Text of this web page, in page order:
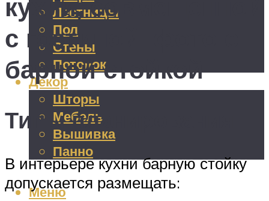
Лестницы
Пол
Стены
Потолок
Декор
Шторы
Мебель
Вышивка
Панно
Меню
кухни, совмещенной
с гостиной: фото с
барной стойкой
Типы планирования
В интерьере кухни барную стойку
допускается размещать: